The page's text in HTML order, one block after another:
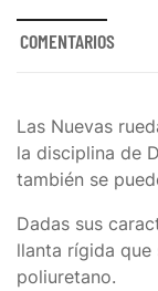
COMENTARIOS
Las Nuevas
la disciplina de
también se
Dadas sus
llanta rígida
poliuretano.